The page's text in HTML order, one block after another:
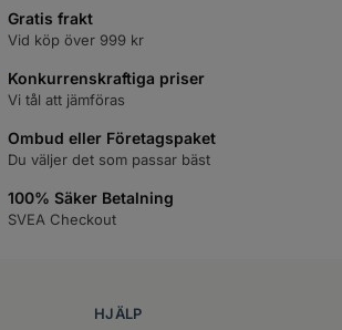
Gratis frakt
Vid köp över 999 kr
Konkurrenskraftiga priser
Vi tål att jämföras
Ombud eller Företagspaket
Du väljer det som passar bäst
100% Säker Betalning
SVEA Checkout
HJÄLP